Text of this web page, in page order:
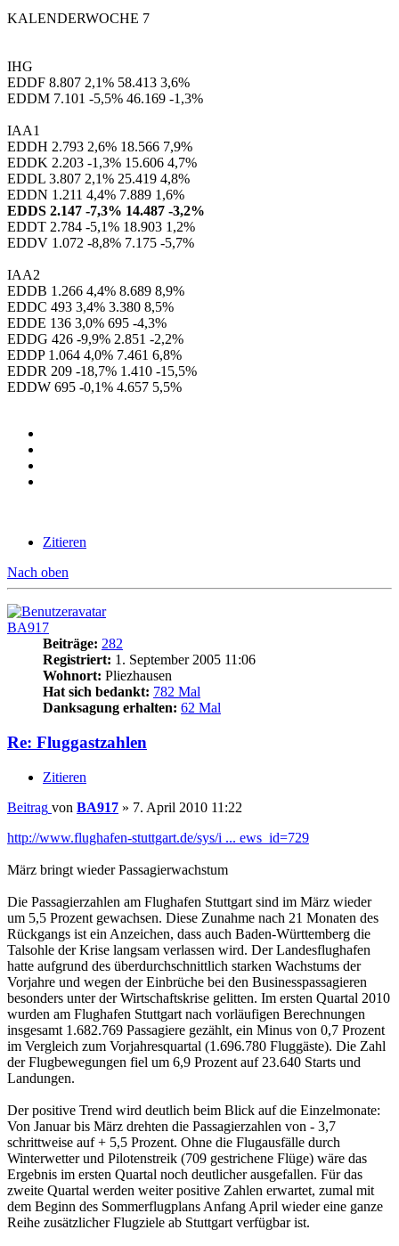
KALENDERWOCHE 7
IHG
EDDF 8.807 2,1% 58.413 3,6%
EDDM 7.101 -5,5% 46.169 -1,3%
IAA1
EDDH 2.793 2,6% 18.566 7,9%
EDDK 2.203 -1,3% 15.606 4,7%
EDDL 3.807 2,1% 25.419 4,8%
EDDN 1.211 4,4% 7.889 1,6%
EDDS 2.147 -7,3% 14.487 -3,2%
EDDT 2.784 -5,1% 18.903 1,2%
EDDV 1.072 -8,8% 7.175 -5,7%
IAA2
EDDB 1.266 4,4% 8.689 8,9%
EDDC 493 3,4% 3.380 8,5%
EDDE 136 3,0% 695 -4,3%
EDDG 426 -9,9% 2.851 -2,2%
EDDP 1.064 4,0% 7.461 6,8%
EDDR 209 -18,7% 1.410 -15,5%
EDDW 695 -0,1% 4.657 5,5%
Zitieren
Nach oben
BA917
Beiträge: 282
Registriert: 1. September 2005 11:06
Wohnort: Pliezhausen
Hat sich bedankt: 782 Mal
Danksagung erhalten: 62 Mal
Re: Fluggastzahlen
Zitieren
Beitrag von BA917 » 7. April 2010 11:22
http://www.flughafen-stuttgart.de/sys/i ... ews_id=729
März bringt wieder Passagierwachstum
Die Passagierzahlen am Flughafen Stuttgart sind im März wieder
um 5,5 Prozent gewachsen. Diese Zunahme nach 21 Monaten des
Rückgangs ist ein Anzeichen, dass auch Baden-Württemberg die
Talsohle der Krise langsam verlassen wird. Der Landesflughafen
hatte aufgrund des überdurchschnittlich starken Wachstums der
Vorjahre und wegen der Einbrüche bei den Businesspassagieren
besonders unter der Wirtschaftskrise gelitten. Im ersten Quartal 2010
wurden am Flughafen Stuttgart nach vorläufigen Berechnungen
insgesamt 1.682.769 Passagiere gezählt, ein Minus von 0,7 Prozent
im Vergleich zum Vorjahresquartal (1.696.780 Fluggäste). Die Zahl
der Flugbewegungen fiel um 6,9 Prozent auf 23.640 Starts und
Landungen.
Der positive Trend wird deutlich beim Blick auf die Einzelmonate:
Von Januar bis März drehten die Passagierzahlen von - 3,7
schrittweise auf + 5,5 Prozent. Ohne die Flugausfälle durch
Winterwetter und Pilotenstreik (709 gestrichene Flüge) wäre das
Ergebnis im ersten Quartal noch deutlicher ausgefallen. Für das
zweite Quartal werden weiter positive Zahlen erwartet, zumal mit
dem Beginn des Sommerflugplans Anfang April wieder eine ganze
Reihe zusätzlicher Flugziele ab Stuttgart verfügbar ist.